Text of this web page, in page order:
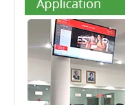
Metro, Aeropuertos, Estaciones,
Gasolineras, Estaciones de peaje,
Librerías, Parques, Salas de
exposiciones, Estadios, Museos,
Centros de convenciones, Agencias
de billetes, Mercado de RRHH,
Centros de Lotería;Propiedades
inmobiliarias, apartamentos, villas,
oficinas, edificios comerciales, salas
modelo, agentes inmobiliarios,
iglesia, comedor, vestíbulo, baños,
lavadero, ascensor, autobús
Cines, Salas de fitness, Clubs de
campo, Discotecas, Salas de
Cafeterías, Bares de Internet,
Salones de belleza, Campos de golf,
Cine, Salón de baile, Cine